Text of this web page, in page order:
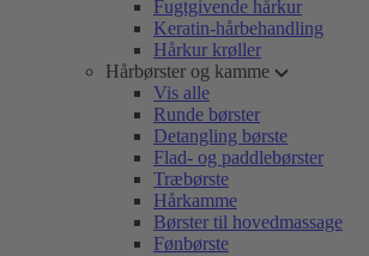
Fugtgivende hårkur
Keratin-hårbehandling
Hårkur krøller
Hårbørster og kamme
Vis alle
Runde børster
Detangling børste
Flad- og paddlebørster
Træbørste
Hårkamme
Børster til hovedmassage
Fønbørste